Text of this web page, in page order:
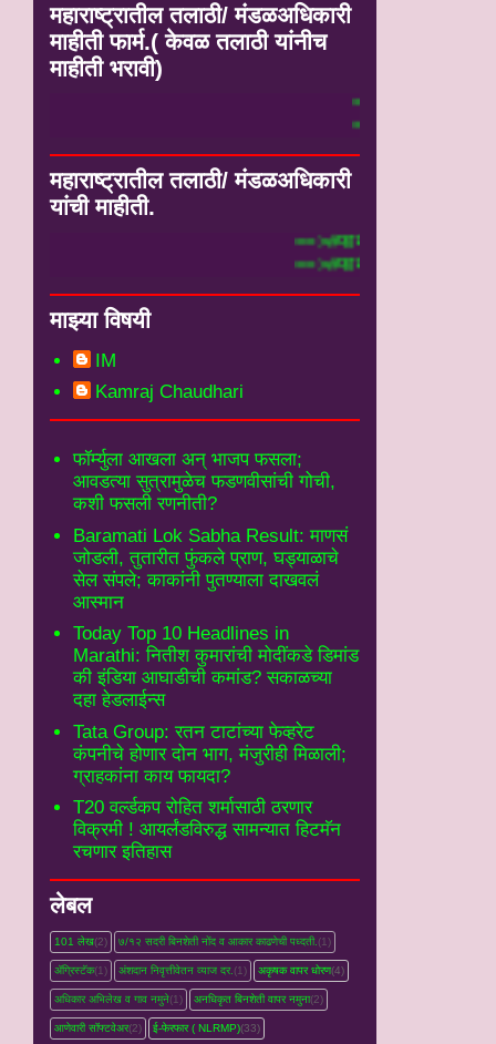
महाराष्ट्रातील तलाठी/ मंडळअधिकारी
माहीती फार्म.( केवळ तलाठी यांनीच
माहीती भरावी)
महाराष्ट्रातील तलाठी/ मंडळअधिकारी
यांची माहीती.
==>#फार्म मध्ये भरलेली तलाठी माहीती येथे
==>#फार्म मध्ये भरलेली मंडळअधिकारी
माझ्या विषयी
IM
Kamraj Chaudhari
फॉर्म्युला आखला अन् भाजप फसला;
आवडत्या सुत्रामुळेच फडणवीसांची गोची,
कशी फसली रणनीती?
Baramati Lok Sabha Result: माणसं
जोडली, तुतारीत फुंकले प्राण, घड्याळाचे
सेल संपले; काकांनी पुतण्याला दाखवलं
आस्मान
Today Top 10 Headlines in
Marathi: नितीश कुमारांची मोदींकडे डिमांड
की इंडिया आघाडीची कमांड? सकाळच्या
दहा हेडलाईन्स
Tata Group: रतन टाटांच्या फेव्हरेट
कंपनीचे होणार दोन भाग, मंजुरीही मिळाली;
ग्राहकांना काय फायदा?
T20 वर्ल्डकप रोहित शर्मासाठी ठरणार
विक्रमी ! आयर्लंडविरुद्ध सामन्यात हिटमॅन
रचणार इतिहास
लेबल
101 लेख(2) ७/१२ सदरी बिनशेती नोंद व आकार काढणेची पध्दती. (1)
ॲग्रिस्टॅक(1) अंशदान निवृत्तीवेतन व्‍याज दर. (1) अकृषक वापर धोरण(4)
अधिकार अभिलेख व गाव नमुने(1) अनधिकृत बिनशेती वापर नमुना(2)
आणेवारी सॉफ्टवेअर(2) ई-फेरफार ( NLRMP)(33)